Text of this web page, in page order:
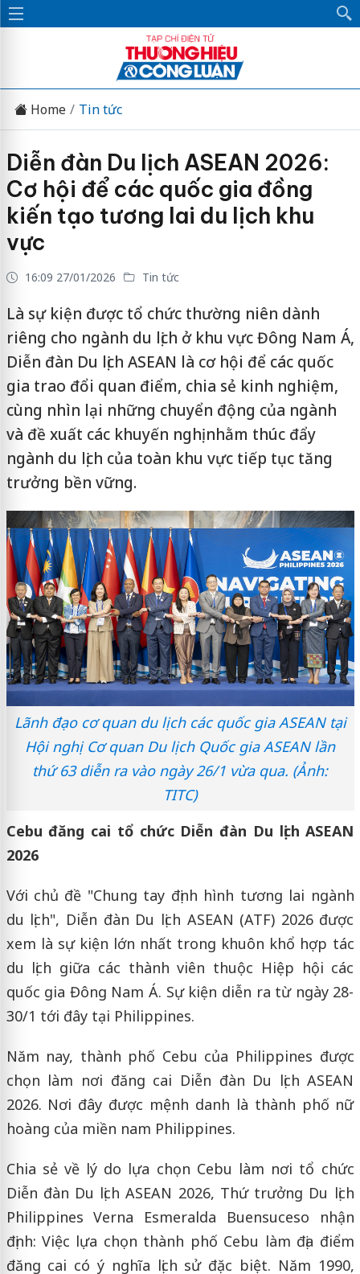
Home Tin tức
Diễn đàn Du lịch ASEAN 2026:
Cơ hội để các quốc gia đồng
kiến tạo tương lai du lịch khu
vực
16:09 27/01/2026 Tin tức
Là sự kiện được tổ chức thường niên dành
riêng cho ngành du lịch ở khu vực Đông Nam Á,
Diễn đàn Du lịch ASEAN là cơ hội để các quốc
gia trao đổi quan điểm, chia sẻ kinh nghiệm,
cùng nhìn lại những chuyển động của ngành
và đề xuất các khuyến nghị nhằm thúc đẩy
ngành du lịch của toàn khu vực tiếp tục tăng
trưởng bền vững.
Lãnh đạo cơ quan du lịch các quốc gia ASEAN tại
Hội nghị Cơ quan Du lịch Quốc gia ASEAN lần
thứ 63 diễn ra vào ngày 26/1 vừa qua. (Ảnh:
TITC)
Cebu đăng cai tổ chức Diễn đàn Du lịch ASEAN
2026
Với chủ đề "Chung tay định hình tương lai ngành
du lịch", Diễn đàn Du lịch ASEAN (ATF) 2026 được
xem là sự kiện lớn nhất trong khuôn khổ hợp tác
du lịch giữa các thành viên thuộc Hiệp hội các
quốc gia Đông Nam Á. Sự kiện diễn ra từ ngày 28-
30/1 tới đây tại Philippines.
Năm nay, thành phố Cebu của Philippines được
chọn làm nơi đăng cai Diễn đàn Du lịch ASEAN
2026. Nơi đây được mệnh danh là thành phố nữ
hoàng của miền nam Philippines.
Chia sẻ về lý do lựa chọn Cebu làm nơi tổ chức
Diễn đàn Du lịch ASEAN 2026, Thứ trưởng Du lịch
Philippines Verna Esmeralda Buensuceso nhận
định: Việc lựa chọn thành phố Cebu làm địa điểm
đăng cai có ý nghĩa lịch sử đặc biệt. Năm 1990,